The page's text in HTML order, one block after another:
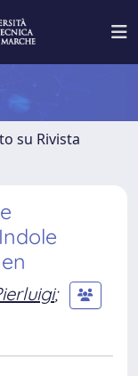
su Rivista
;